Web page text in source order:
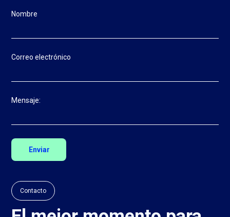
Contacto
Nombre
Correo electrónico
Mensaje: